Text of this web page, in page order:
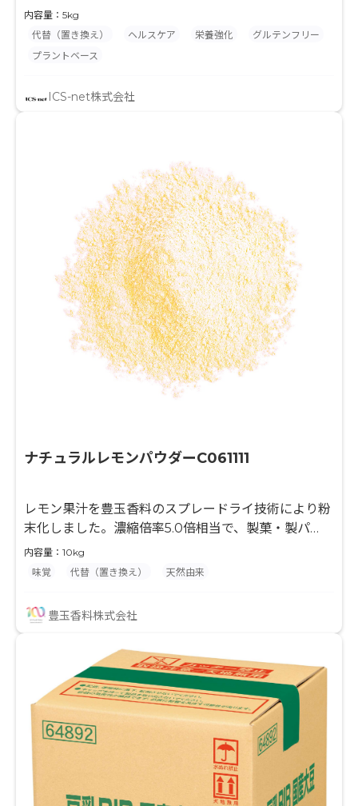
す。
内容量：5kg
代替（置き換え）
ヘルスケア 栄養強化
グルテンフリー
プラントベース
ICS-net株式会社
ナチュラルレモンパウダーC061111
レモン果汁を豊玉香料のスプレードライ技術により粉
末化しました。濃縮倍率5.0倍相当で、製菓・製パ
ン・粉末飲料等の風味付けに最適な原料です。果汁と
デキストリンのみを使用して粉末化していますので、
用途でご使用頂けます。 水分との相性が良くない製品
に対して、果汁入りを謳う事ができます。 レモン果汁
内容量：10kg
味覚
代替（置き換え） 天然由来
豊玉香料株式会社